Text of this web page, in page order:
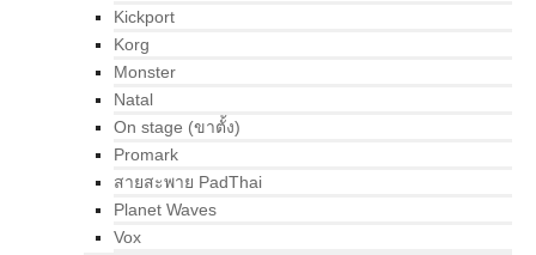
Kickport
Korg
Monster
Natal
On stage (ขาตั้ง)
Promark
สายสะพาย PadThai
Planet Waves
Vox